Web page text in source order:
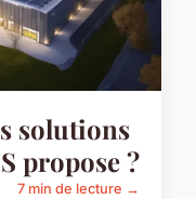
solutions
propose ?
7 min de lecture →